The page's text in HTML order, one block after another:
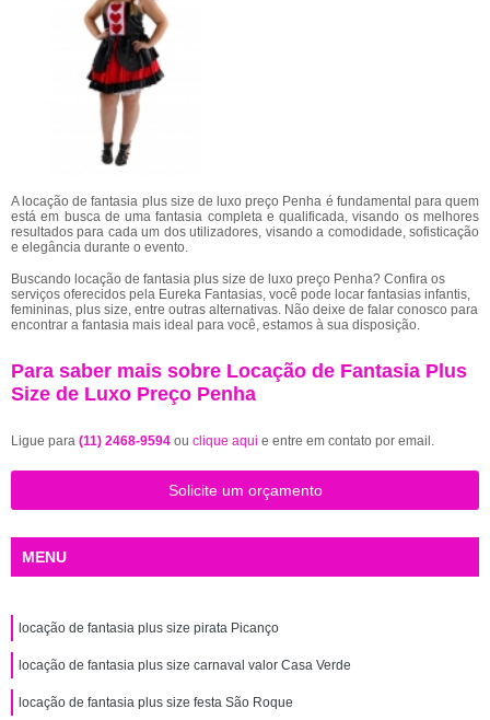
A locação de fantasia plus size de luxo preço Penha é fundamental para quem
está em busca de uma fantasia completa e qualificada, visando os melhores
resultados para cada um dos utilizadores, visando a comodidade, sofisticação
e elegância durante o evento.
Buscando locação de fantasia plus size de luxo preço Penha? Confira os
serviços oferecidos pela Eureka Fantasias, você pode locar fantasias infantis,
femininas, plus size, entre outras alternativas. Não deixe de falar conosco para
encontrar a fantasia mais ideal para você, estamos à sua disposição.
Para saber mais sobre Locação de Fantasia Plus
Size de Luxo Preço Penha
Ligue para (11) 2468-9594 ou clique aqui e entre em contato por email.
Solicite um orçamento
MENU
locação de fantasia plus size pirata Picanço
locação de fantasia plus size carnaval valor Casa Verde
locação de fantasia plus size festa São Roque